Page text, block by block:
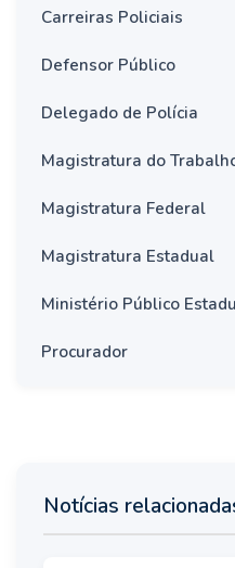
Carreiras Policiais
Defensor Público
Delegado de Polícia
Magistratura do
Magistratura Federal
Magistratura Estadual
Ministério Público
Procurador
Notícias